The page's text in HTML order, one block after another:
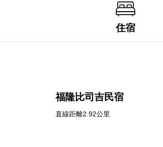
住宿
福隆比司吉民宿
直線距離2.92公里